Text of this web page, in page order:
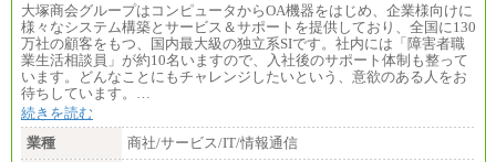
大塚商会グループはコンピュータからOA機器をはじめ、企業様向けに
様々なシステム構築とサービス＆サポートを提供しており、全国に130
万社の顧客をもつ、国内最大級の独立系SIです。社内には「障害者職
業生活相談員」が約10名いますので、入社後のサポート体制も整って
います。どんなことにもチャレンジしたいという、意欲のある人をお
待ちしています。…
続きを読む
業種
商社/サービス/IT/情報通信